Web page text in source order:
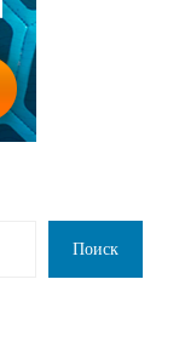
Поиск